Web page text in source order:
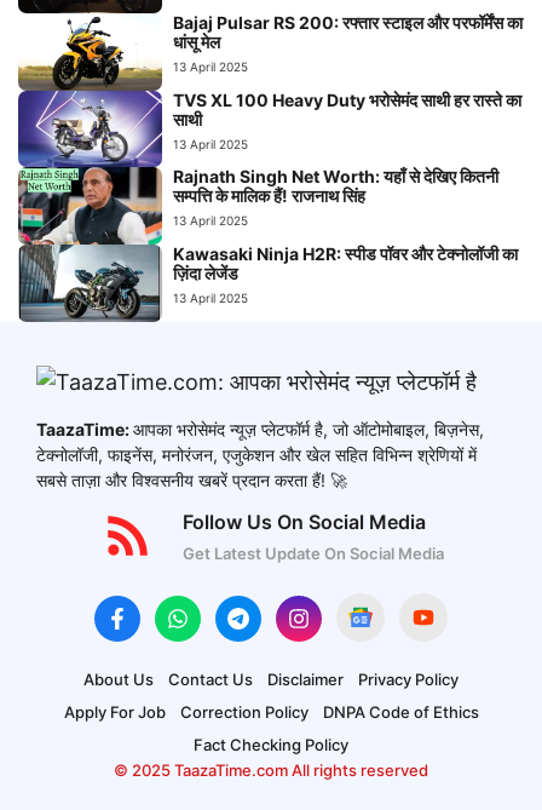
Bajaj Pulsar RS 200: रफ्तार स्टाइल और परफॉर्मेंस का
धांसू मेल
13 April 2025
TVS XL 100 Heavy Duty भरोसेमंद साथी हर रास्ते का
साथी
13 April 2025
Rajnath Singh Net Worth: यहाँ से देखिए कितनी
सम्पत्ति के मालिक हैं! राजनाथ सिंह
13 April 2025
Kawasaki Ninja H2R: स्पीड पॉवर और टेक्नोलॉजी का
ज़िंदा लेजेंड
13 April 2025
TaazaTime:आपका भरोसेमंद न्यूज़ प्लेटफॉर्म है, जो ऑटोमोबाइल, बिज़नेस,
टेक्नोलॉजी, फाइनेंस, मनोरंजन, एजुकेशन और खेल सहित विभिन्न श्रेणियों में
सबसे ताज़ा और विश्वसनीय खबरें प्रदान करता हैं! 🚀
Follow Us On Social Media
Get Latest Update On Social Media
About Us Contact Us Disclaimer
Privacy Policy
Apply For Job
Correction Policy
DNPA Code of Ethics
Fact Checking Policy
© 2025 TaazaTime.com All rights reserved